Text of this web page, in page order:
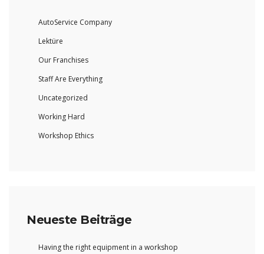
AutoService Company
Lektüre
Our Franchises
Staff Are Everything
Uncategorized
Working Hard
Workshop Ethics
Neueste Beiträge
Having the right equipment in a workshop